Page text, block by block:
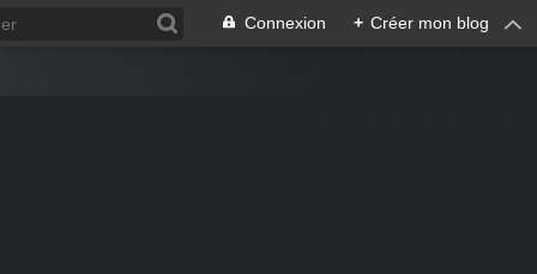
Connexion + Créer mon blog